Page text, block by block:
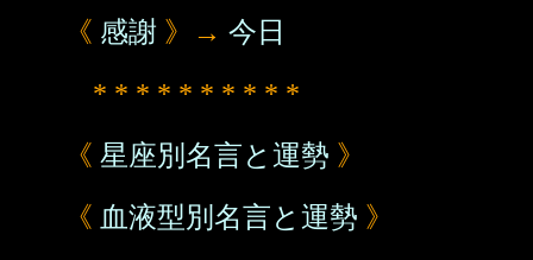
《 感謝 》→ 今日
* * * * * * * * * *
《 星座別名言と運勢 》
《 血液型別名言と運勢 》